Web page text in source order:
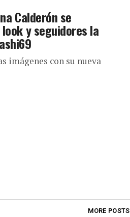
Calderón se
y seguidores la
imágenes con su nueva
MORE POSTS